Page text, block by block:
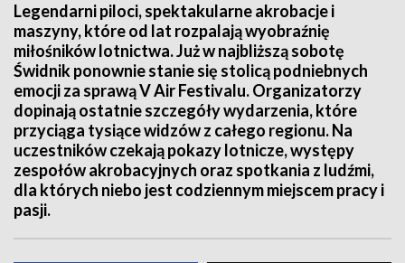
Legendarni piloci, spektakularne akrobacje i
maszyny, które od lat rozpalają wyobraźnię
miłośników lotnictwa. Już w najbliższą sobotę
Świdnik ponownie stanie się stolicą podniebnych
emocji za sprawą V Air Festivalu. Organizatorzy
dopinają ostatnie szczegóły wydarzenia, które
przyciąga tysiące widzów z całego regionu. Na
uczestników czekają pokazy lotnicze, występy
zespołów akrobacyjnych oraz spotkania z ludźmi,
dla których niebo jest codziennym miejscem pracy i
pasji.